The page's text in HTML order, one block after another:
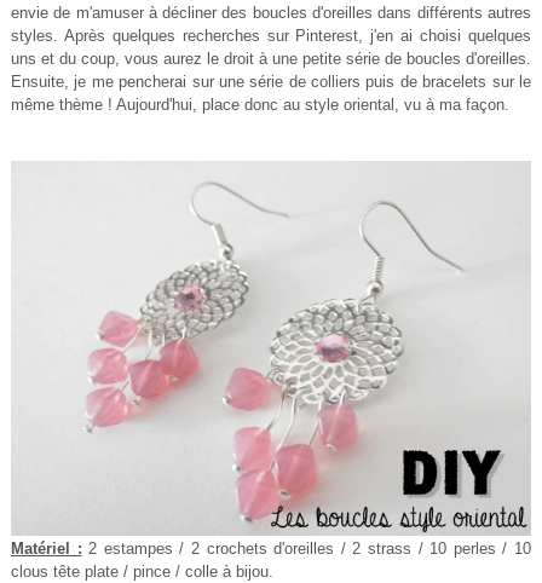
envie de m'amuser à décliner des boucles d'oreilles dans différents autres
styles. Après quelques recherches sur Pinterest, j'en ai choisi quelques
uns et du coup, vous aurez le droit à une petite série de boucles d'oreilles.
Ensuite, je me pencherai sur une série de colliers puis de bracelets sur le
même thème ! Aujourd'hui, place donc au style oriental, vu à ma façon.
Matériel : 2 estampes / 2 crochets d'oreilles / 2 strass / 10 perles / 10
clous tête plate / pince / colle à bijou.